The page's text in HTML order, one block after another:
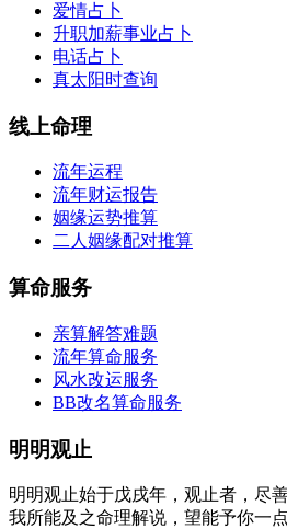
爱情占卜
升职加薪事业占卜
电话占卜
真太阳时查询
线上命理
流年运程
流年财运报告
姻缘运势推算
二人姻缘配对推算
算命服务
亲算解答难题
流年算命服务
风水改运服务
BB改名算命服务
明明观止
明明观止始于戊戌年，观止者，尽
我所能及之命理解说，望能予你一